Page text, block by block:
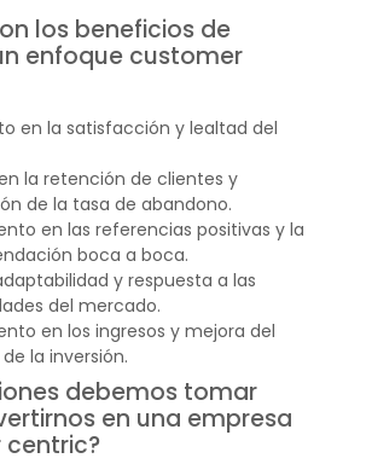
los beneficios de
enfoque customer
en la satisfacción y lealtad del
la retención de clientes y
de la tasa de abandono.
en las referencias positivas y la
boca a boca.
y respuesta a las
del mercado.
en los ingresos y mejora del
la inversión.
debemos tomar
en una empresa